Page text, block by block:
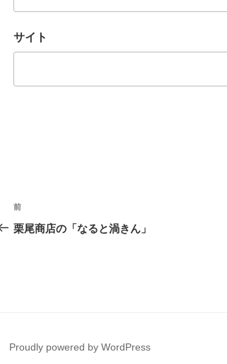
サイト
投
稿
シ
前
の
前
栗尾商店の「なると渦きん」
Proudly powered by WordPress